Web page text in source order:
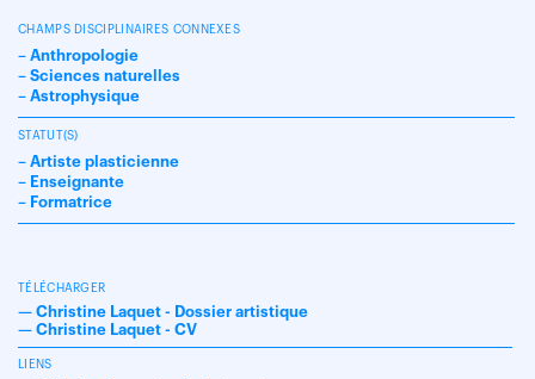
CHAMPS DISCIPLINAIRES CONNEXES
– Anthropologie
– Sciences naturelles
– Astrophysique
STATUT(S)
– Artiste plasticienne
– Enseignante
– Formatrice
TÉLÉCHARGER
— Christine Laquet - Dossier artistique
— Christine Laquet - CV
LIENS